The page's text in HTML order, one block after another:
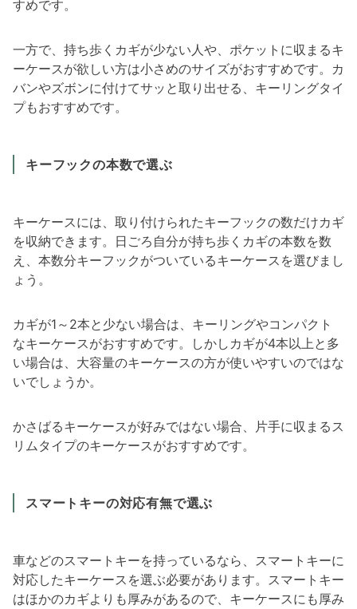
すめです。
一方で、持ち歩くカギが少ない人や、ポケットに収まるキ
ーケースが欲しい方は小さめのサイズがおすすめです。カ
バンやズボンに付けてサッと取り出せる、キーリングタイ
プもおすすめです。
キーフックの本数で選ぶ
キーケースには、取り付けられたキーフックの数だけカギ
を収納できます。日ごろ自分が持ち歩くカギの本数を数
え、本数分キーフックがついているキーケースを選びまし
ょう。
カギが1～2本と少ない場合は、キーリングやコンパクト
なキーケースがおすすめです。しかしカギが4本以上と多
い場合は、大容量のキーケースの方が使いやすいのではな
いでしょうか。
かさばるキーケースが好みではない場合、片手に収まるス
リムタイプのキーケースがおすすめです。
スマートキーの対応有無で選ぶ
車などのスマートキーを持っているなら、スマートキーに
対応したキーケースを選ぶ必要があります。スマートキー
はほかのカギよりも厚みがあるので、キーケースにも厚み